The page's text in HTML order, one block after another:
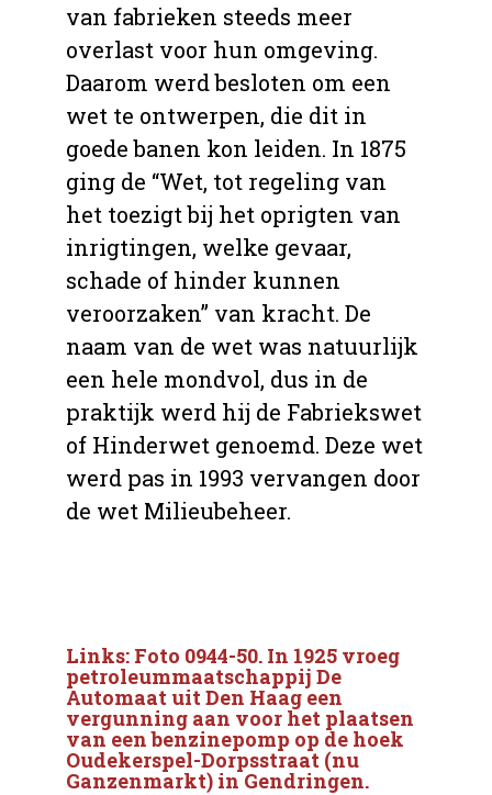
van fabrieken steeds meer
overlast voor hun omgeving.
Daarom werd besloten om een
wet te ontwerpen, die dit in
goede banen kon leiden. In 1875
ging de “Wet, tot regeling van
het toezigt bij het oprigten van
inrigtingen, welke gevaar,
schade of hinder kunnen
veroorzaken” van kracht. De
naam van de wet was natuurlijk
een hele mondvol, dus in de
praktijk werd hij de Fabriekswet
of Hinderwet genoemd. Deze wet
werd pas in 1993 vervangen door
de wet Milieubeheer.
Links: Foto 0944-50. In 1925 vroeg
petroleummaatschappij De
Automaat uit Den Haag een
vergunning aan voor het plaatsen
van een benzinepomp op de hoek
Oudekerspel-Dorpsstraat (nu
Ganzenmarkt) in Gendringen.